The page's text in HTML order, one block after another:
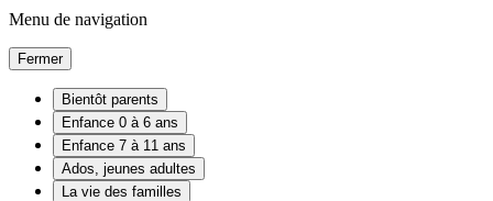
Menu de navigation
Fermer
Bientôt parents
Enfance 0 à 6 ans
Enfance 7 à 11 ans
Ados, jeunes adultes
La vie des familles